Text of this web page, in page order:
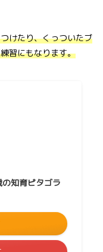
けたり、くっついたブ
習にもなります。
知育ピタゴラ